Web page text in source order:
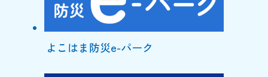
よこはま防災e-パーク